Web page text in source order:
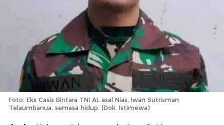
Foto: Eks Casis Bintara TNI AL asal Nias, Iwan Sutrisman
Telaumbanua, semasa hidup. (Dok. Istimewa)